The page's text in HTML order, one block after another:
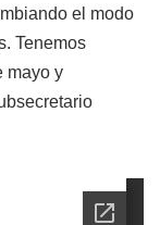
el modo
Tenemos
mayo y